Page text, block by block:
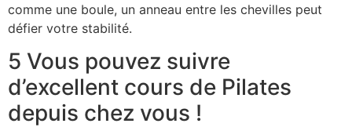
comme une boule, un anneau entre les chevilles peut
défier votre stabilité.
5 Vous pouvez suivre
d’excellent cours de Pilates
depuis chez vous !